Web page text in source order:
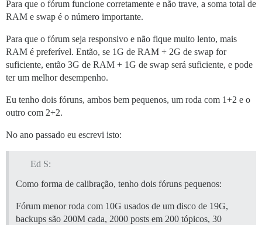
Para que o fórum funcione corretamente e não trave, a soma total de
RAM e swap é o número importante.
Para que o fórum seja responsivo e não fique muito lento, mais
RAM é preferível. Então, se 1G de RAM + 2G de swap for
suficiente, então 3G de RAM + 1G de swap será suficiente, e pode
ter um melhor desempenho.
Eu tenho dois fóruns, ambos bem pequenos, um roda com 1+2 e o
outro com 2+2.
No ano passado eu escrevi isto:
Ed S:
Como forma de calibração, tenho dois fóruns pequenos:
Fórum menor roda com 10G usados de um disco de 19G,
backups são 200M cada, 2000 posts em 200 tópicos, 30